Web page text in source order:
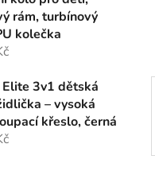
rám, turbínový
kolečka
3v1 dětská
– vysoká
křeslo, černá